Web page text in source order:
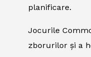
planificare.
Jocurile
zborurilor și a